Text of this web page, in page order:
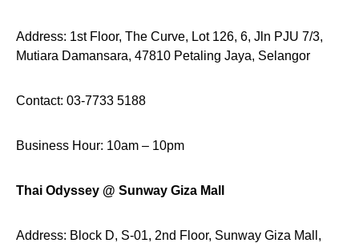
Address: 1st Floor, The Curve, Lot 126, 6, Jln PJU 7/3,
Mutiara Damansara, 47810 Petaling Jaya, Selangor
Contact: 03-7733 5188
Business Hour: 10am – 10pm
Thai Odyssey @ Sunway Giza Mall
Address: Block D, S-01, 2nd Floor, Sunway Giza Mall,